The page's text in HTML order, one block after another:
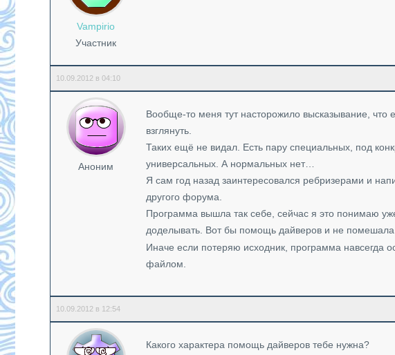
Vampirio
Участник
10.09.2012 в 04:10
Аноним
Вообще-то меня тут насторожило высказывание, что
взглянуть.
Таких ещё не видал. Есть пару специальных, под
универсальных. А нормальных нет…
Я сам год назад заинтересовался ребризерами и
другого форума.
Программа вышла так себе, сейчас я это понимаю
доделывать. Вот бы помощь дайверов и не помешала
Иначе если потеряю исходник, программа навсегда
файлом.
10.09.2012 в 12:54
Какого характера помощь дайверов тебе нужна?